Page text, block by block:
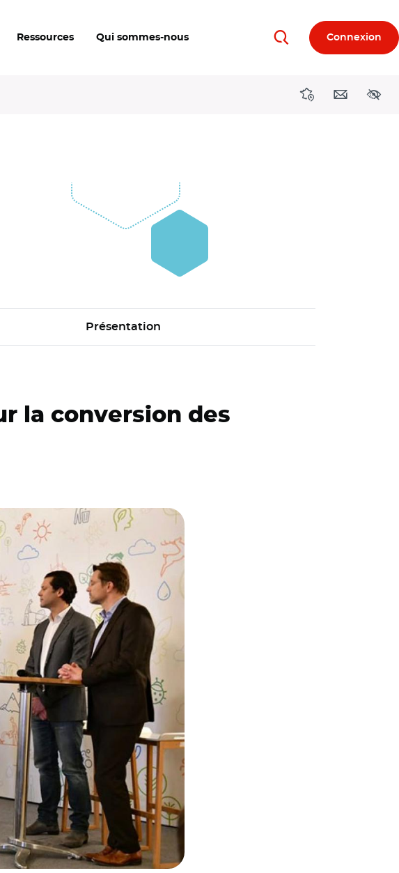
Ressources Qui sommes-nous RechercherConnexion
DirectionsContact
Présentation
la conversion des